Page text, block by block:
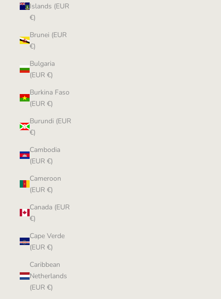
Islands (EUR
€)
Brunei (EUR
€)
Bulgaria
(EUR €)
Burkina Faso
(EUR €)
Burundi (EUR
€)
Cambodia
(EUR €)
Cameroon
(EUR €)
Canada (EUR
€)
Cape Verde
(EUR €)
Caribbean
Netherlands
(EUR €)